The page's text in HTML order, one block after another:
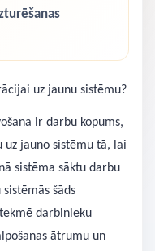
uz jaunu sistēmu?
ir darbu kopums,
uz jauno sistēmu tā, lai
sistēma sāktu darbu
šāds
darbinieku
ātrumu un